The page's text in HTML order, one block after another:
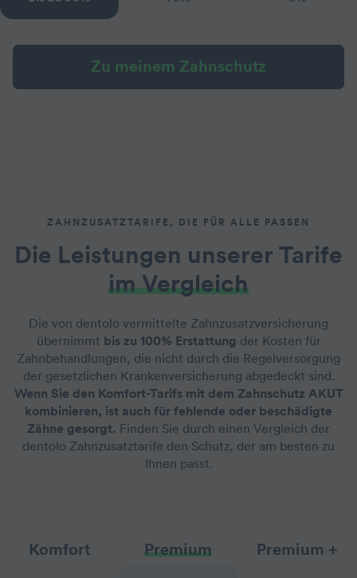
Zu meinem Zahnschutz
ZAHNZUSATZTARIFE, DIE FÜR ALLE PASSEN
Die Leistungen unserer Tarife
im Vergleich
Die von dentolo vermittelte Zahnzusatzversicherung
übernimmt bis zu 100% Erstattung der Kosten für
Zahnbehandlungen, die nicht durch die Regelversorgung
der gesetzlichen Krankenversicherung abgedeckt sind.
Wenn Sie den Komfort-Tarifs mit dem Zahnschutz AKUT
kombinieren, ist auch für fehlende oder beschädigte
Zähne gesorgt. Finden Sie durch einen Vergleich der
dentolo Zahnzusatztarife den Schutz, der am besten zu
Ihnen passt.
Komfort Premium Premium +